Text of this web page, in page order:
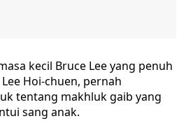
kecil Bruce Lee yang penuh
Hoi-chuen, pernah
tentang makhluk gaib yang
sang anak.